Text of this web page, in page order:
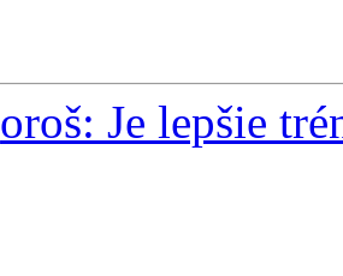
Je lepšie